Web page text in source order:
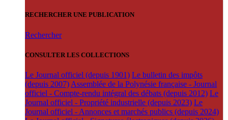
RECHERCHER UNE PUBLICATION
Rechercher
CONSULTER LES COLLECTIONS
Le Journal officiel (depuis 1901) Le bulletin des impôts
(depuis 2007) Assemblée de la Polynésie française - Journal
officiel - Compte-rendu intégral des débats (depuis 2012) Le
Journal officiel - Propriété industrielle (depuis 2023) Le
Journal officiel - Annonces et marchés publics (depuis 2024)